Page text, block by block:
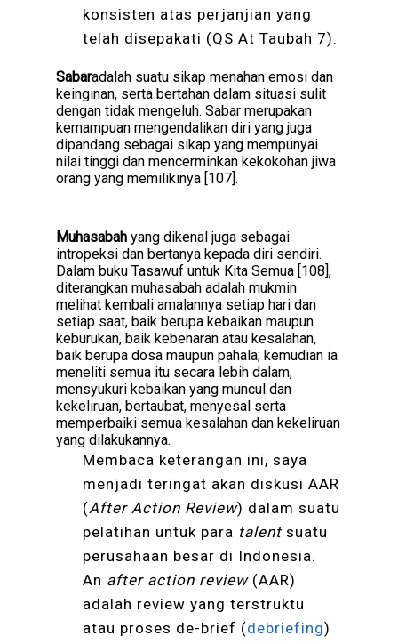
konsisten atas perjanjian yang
telah disepakati (QS At Taubah 7).
Sabaradalah suatu sikap menahan emosi dan
keinginan, serta bertahan dalam situasi sulit
dengan tidak mengeluh. Sabar merupakan
kemampuan mengendalikan diri yang juga
dipandang sebagai sikap yang mempunyai
nilai tinggi dan mencerminkan kekokohan jiwa
orang yang memilikinya [107].
Muhasabah yang dikenal juga sebagai
intropeksi dan bertanya kepada diri sendiri.
Dalam buku Tasawuf untuk Kita Semua [108],
diterangkan muhasabah adalah mukmin
melihat kembali amalannya setiap hari dan
setiap saat, baik berupa kebaikan maupun
keburukan, baik kebenaran atau kesalahan,
baik berupa dosa maupun pahala; kemudian ia
meneliti semua itu secara lebih dalam,
mensyukuri kebaikan yang muncul dan
kekeliruan, bertaubat, menyesal serta
memperbaiki semua kesalahan dan kekeliruan
yang dilakukannya.
Membaca keterangan ini, saya
menjadi teringat akan diskusi AAR
(After Action Review) dalam suatu
pelatihan untuk para talentsuatu
perusahaan besar di Indonesia.
An after action review (AAR)
adalah review yang terstruktu
atau proses de-brief (debriefing)